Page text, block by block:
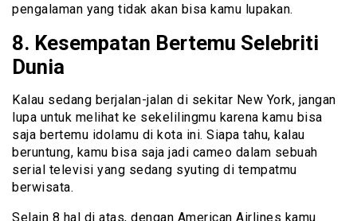
pengalaman yang tidak akan bisa kamu lupakan.
8. Kesempatan Bertemu Selebriti
Dunia
Kalau sedang berjalan-jalan di sekitar New York, jangan
lupa untuk melihat ke sekelilingmu karena kamu bisa
saja bertemu idolamu di kota ini. Siapa tahu, kalau
beruntung, kamu bisa saja jadi cameo dalam sebuah
serial televisi yang sedang syuting di tempatmu
berwisata.
Selain 8 hal di atas, dengan American Airlines kamu